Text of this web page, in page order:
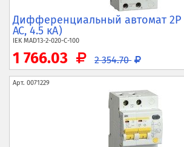
Дифференциальный автомат 2P
AC, 4.5 кА)
IEKMAD13-2-020-C-100
1 766.03 2 354.70
Арт. 0071229